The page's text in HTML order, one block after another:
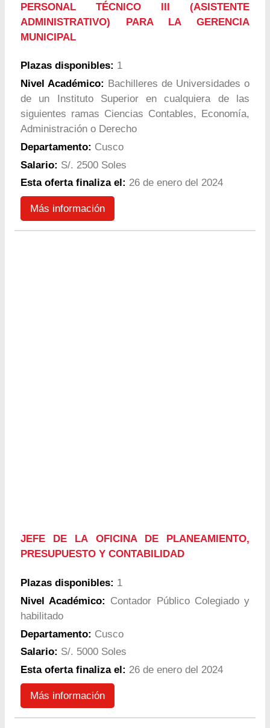
PERSONAL TÉCNICO III (ASISTENTE
ADMINISTRATIVO) PARA LA GERENCIA
MUNICIPAL
Plazas disponibles: 1
Nivel Académico: Bachilleres de Universidades o
de un Instituto Superior en cualquiera de las
siguientes ramas Ciencias Contables, Economía,
Administración o Derecho
Departamento: Cusco
Salario: S/. 2500 Soles
Esta oferta finaliza el: 26 de enero del 2024
Más información
JEFE DE LA OFICINA DE PLANEAMIENTO,
PRESUPUESTO Y CONTABILIDAD
Plazas disponibles: 1
Nivel Académico: Contador Público Colegiado y
habilitado
Departamento: Cusco
Salario: S/. 5000 Soles
Esta oferta finaliza el: 26 de enero del 2024
Más información